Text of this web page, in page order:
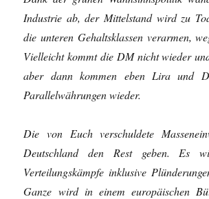
Industrie ab, der Mittelstand wird zu
die unteren Gehaltsklassen verarmen,
Vielleicht kommt die DM nicht wieder
aber dann kommen eben Lira und
Parallelwährungen wieder.
Die von Euch verschuldete
Deutschland den Rest geben. Es
Verteilungskämpfe inklusive
Ganze wird in einem europäischen